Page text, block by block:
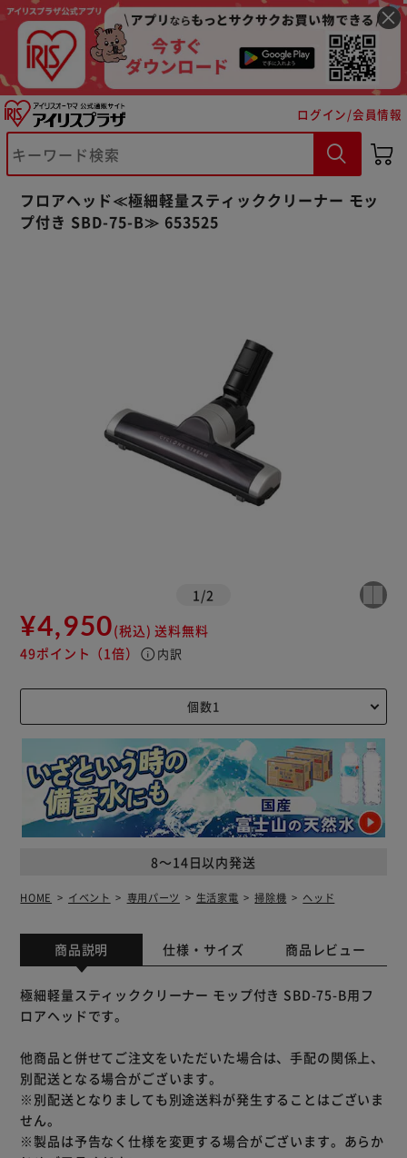
ログイン/会員情報
フロアヘッド≪極細軽量スティッククリーナー モッ
プ付き SBD-75-B≫ 653525
1 /2
¥4,950(税込) 送料無料
49ポイント （1倍） info 内訳
8～14日以内発送
HOME イベント 専用パーツ 生活家電 掃除機 ヘッド
商品説明 仕様・サイズ 商品レビュー
極細軽量スティッククリーナー モップ付き SBD-75-B用フ
ロアヘッドです。
他商品と併せてご注文をいただいた場合は、手配の関係上、
別配送となる場合がございます。
※別配送となりましても別途送料が発生することはございま
せん。
※製品は予告なく仕様を変更する場合がございます。あらか
※ご確認ください
カートに入れる 購入手続きへ